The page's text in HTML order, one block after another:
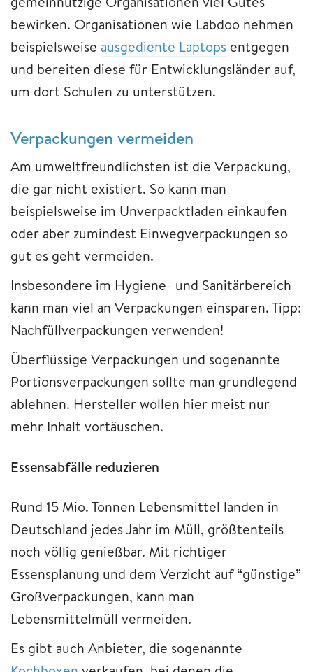
bewirken. Organisationen wie Labdoo nehmen
beispielsweise ausgediente Laptops entgegen
und bereiten diese für Entwicklungsländer auf,
um dort Schulen zu unterstützen.
Verpackungen vermeiden
Am umweltfreundlichsten ist die Verpackung,
die gar nicht existiert. So kann man
beispielsweise im Unverpacktladen einkaufen
oder aber zumindest Einwegverpackungen so
gut es geht vermeiden.
Insbesondere im Hygiene- und Sanitärbereich
kann man viel an Verpackungen einsparen. Tipp:
Nachfüllverpackungen verwenden!
Überflüssige Verpackungen und sogenannte
Portionsverpackungen sollte man grundlegend
ablehnen. Hersteller wollen hier meist nur
mehr Inhalt vortäuschen.
Essensabfälle reduzieren
Rund 15 Mio. Tonnen Lebensmittel landen in
Deutschland jedes Jahr im Müll, größtenteils
noch völlig genießbar. Mit richtiger
Essensplanung und dem Verzicht auf “günstige”
Großverpackungen, kann man
Lebensmittelmüll vermeiden.
Es gibt auch Anbieter, die sogenannte